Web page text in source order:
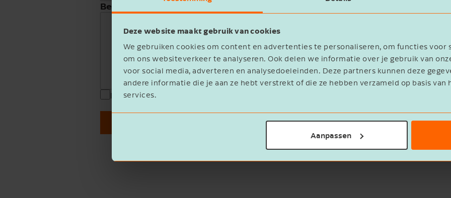
Deze website maakt gebruik van cookies
We gebruiken cookies om content en advertenties te personaliseren, om functies voor
om ons websiteverkeer te analyseren. Ook delen we informatie over je gebruik van
voor social media, adverteren en analysedoeleinden. Deze partners kunnen deze
andere informatie die je aan ze hebt verstrekt of die ze hebben verzameld op basis van
services.
Aanpassen
Beschrijving
Ik ga akkoord met het